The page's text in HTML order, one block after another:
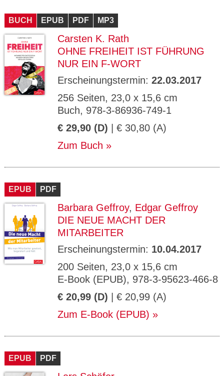
BUCH EPUB PDF MP3
Carsten K. Rath
OHNE FREIHEIT IST FÜHRUNG
NUR EIN F-WORT
Erscheinungstermin: 22.03.2017
256 Seiten, 23,0 x 15,6 cm
Buch, 978-3-86936-749-1
€ 29,90 (D) | € 30,80 (A)
Zum Buch
EPUB PDF
Barbara Geffroy, Edgar Geffroy
DIE NEUE MACHT DER
MITARBEITER
Erscheinungstermin: 10.04.2017
200 Seiten, 23,0 x 15,6 cm
E-Book (EPUB), 978-3-95623-466-8
€ 20,99 (D) | € 20,99 (A)
Zum E-Book (EPUB)
EPUB PDF